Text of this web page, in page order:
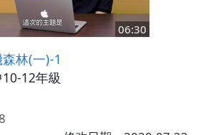
06:30
林(一)-1
12年級